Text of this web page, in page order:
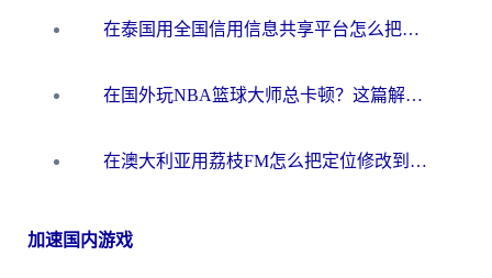
在泰国用全国信用信息共享平台怎么把定位修改到中国国内？海外党解决国内服务访问难题的实用指南
在国外玩NBA篮球大师总卡顿？这篇解决你所有海外看国内内容的烦恼
在澳大利亚用荔枝FM怎么把定位修改到中国国内？海外华人必看的内容访问指南
加速国内游戏